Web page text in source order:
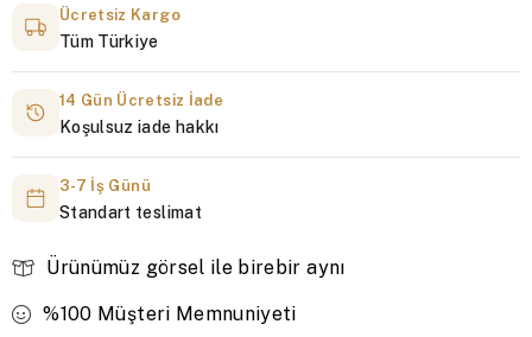
Ücretsiz Kargo
Tüm Türkiye
14 Gün Ücretsiz İade
Koşulsuz iade hakkı
3-7 İş Günü
Standart teslimat
Ürünümüz görsel ile birebir aynı
%100 Müşteri Memnuniyeti